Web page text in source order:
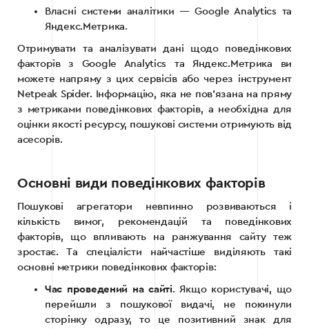
Власні системи аналітики — Google Analytics та
Яндекс.Метрика.
Отримувати та аналізувати дані щодо поведінкових
факторів з Google Analytics та Яндекс.Метрика ви
можете напряму з цих сервісів або через інструмент
Netpeak Spider. Інформацію, яка не пов’язана на пряму
з метриками поведінкових факторів, а необхідна для
оцінки якості ресурсу, пошукові системи отримують від
асесорів.
Основні види поведінкових факторів
Пошукові агрегатори невпинно розвиваються і
кількість вимог, рекомендацій та поведінкових
факторів, що впливають на ранжування сайту теж
зростає. Та спеціалісти найчастіше виділяють такі
основні метрики поведінкових факторів:
Час проведений на сайті. Якщо користувачі, що
перейшли з пошукової видачі, не покинули
сторінку одразу, то це позитивний знак для